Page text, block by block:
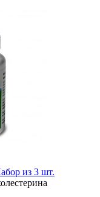
из 3 шт.